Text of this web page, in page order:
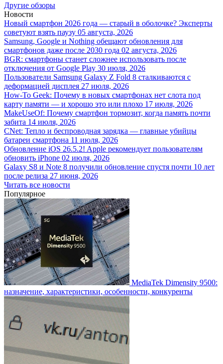
Другие обзоры
Новости
Новый смартфон 2026 года — старый в оболочке? Эксперты
советуют взять паузу 05 августа, 2026
Samsung, Google и Nothing обещают обновления для
смартфонов даже после 2030 года 02 августа, 2026
BGR: смартфоны станет сложнее использовать после
отключения от Google Play 30 июля, 2026
Пользователи Samsung Galaxy Z Fold 8 сталкиваются с
деформацией дисплея 27 июля, 2026
How-To Geek: Почему в новых смартфонах нет слота под
карту памяти — и хорошо это или плохо 17 июля, 2026
MakeUseOf: Почему смартфон тормозит, когда память почти
забита 14 июля, 2026
CNet: Тепло и беспроводная зарядка — главные убийцы
батареи смартфона 11 июля, 2026
Обновление iOS 26.5.2! Apple рекомендует пользователям
обновить iPhone 02 июля, 2026
Galaxy S8 и Note 8 получили обновление спустя почти 10 лет
после релиза 27 июня, 2026
Читать все новости
Популярное
MediaTek Dimensity 9500:
назначение, характеристики, особенности, конкуренты